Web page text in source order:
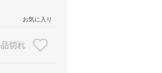
お気に入り
品切れ